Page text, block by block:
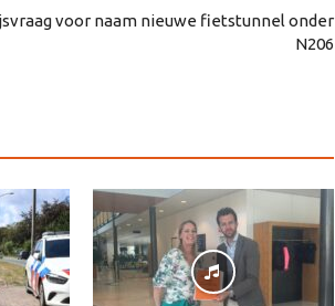
voor naam nieuwe fietstunnel onder
N206